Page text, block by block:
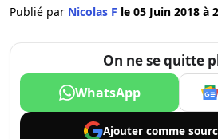
Publié par Nicolas F le 05 Juin 2018 à
On ne se quitte
WhatsApp
Ajouter comme